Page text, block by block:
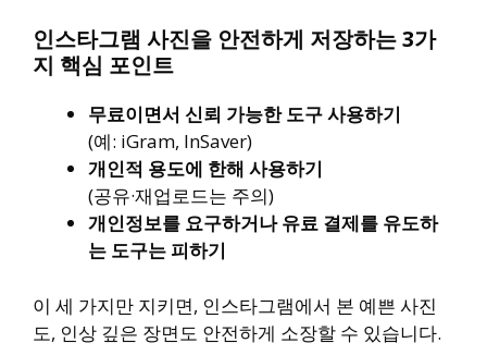
인스타그램 사진을 안전하게 저장하는 3가
지 핵심 포인트
무료이면서 신뢰 가능한 도구 사용하기
(예: iGram, InSaver)
개인적 용도에 한해 사용하기
(공유·재업로드는 주의)
개인정보를 요구하거나 유료 결제를 유도하
는 도구는 피하기
이 세 가지만 지키면, 인스타그램에서 본 예쁜 사진
도, 인상 깊은 장면도 안전하게 소장할 수 있습니다.